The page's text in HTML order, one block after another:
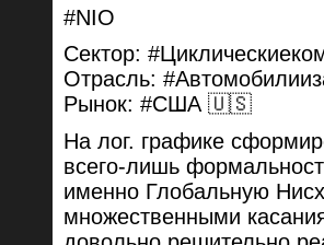
#NIO
Сектор:
Отрасль:
Рынок: #США 🇺🇸
На лог. графике
всего-лишь
именно Глобальную
множественными